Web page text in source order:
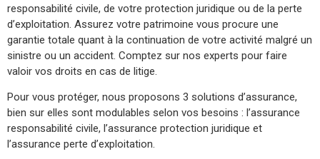
responsabilité civile, de votre protection juridique ou de la perte
d’exploitation. Assurez votre patrimoine vous procure une
garantie totale quant à la continuation de votre activité malgré un
sinistre ou un accident. Comptez sur nos experts pour faire
valoir vos droits en cas de litige.
Pour vous protéger, nous proposons 3 solutions d’assurance,
bien sur elles sont modulables selon vos besoins : l’assurance
responsabilité civile, l’assurance protection juridique et
l’assurance perte d’exploitation.